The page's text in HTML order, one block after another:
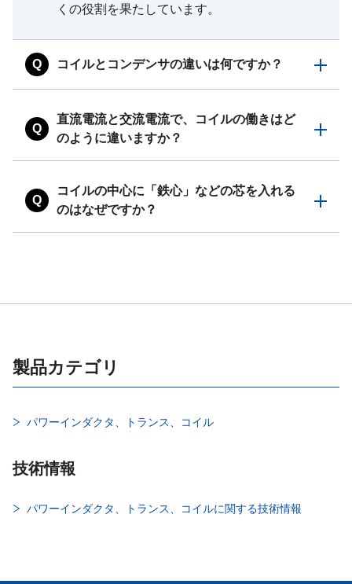
くの役割を果たしています。
Q コイルとコンデンサの違いは何ですか？
Q
直流電流と交流電流で、コイルの働きはど
のように違いますか？
Q
コイルの中心に「鉄心」などの芯を入れる
のはなぜですか？
製品カテゴリ
パワーインダクタ、トランス、コイル
技術情報
パワーインダクタ、トランス、コイルに関する技術情報